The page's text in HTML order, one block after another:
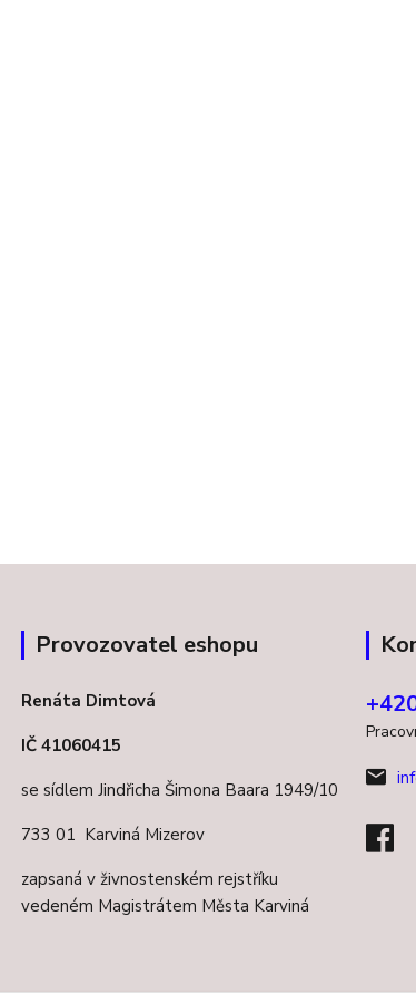
Provozovatel eshopu
Renáta Dimtová
IČ 41060415
se sídlem Jindřicha Šimona Baara 1949/10
733 01 Karviná Mizerov
zapsaná v živnostenském rejstříku
vedeném Magistrátem Města Karviná